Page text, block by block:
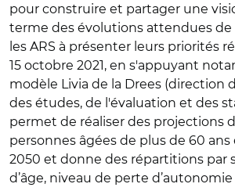
pour construire et partager une
terme des évolutions attendues de
les ARS à présenter leurs priorités
15 octobre 2021, en s'appuyant
modèle Livia de la Drees (direction
des études, de l'évaluation et des
permet de réaliser des projections
personnes âgées de plus de 60 ans
2050 et donne des répartitions par
d’âge, niveau de perte